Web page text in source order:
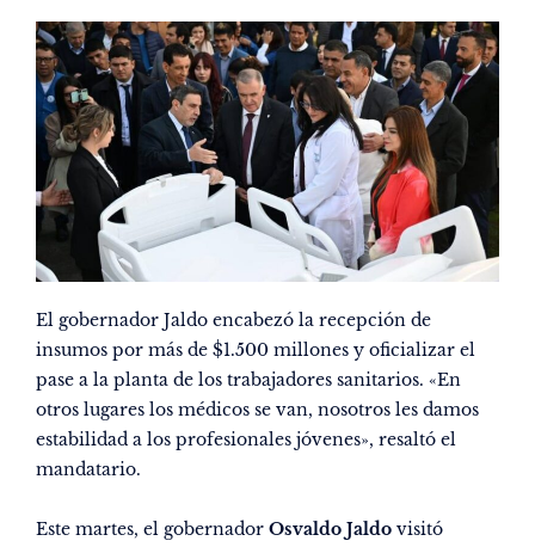
El gobernador Jaldo encabezó la recepción de
insumos por más de $1.500 millones y oficializar el
pase a la planta de los trabajadores sanitarios. «En
otros lugares los médicos se van, nosotros les damos
estabilidad a los profesionales jóvenes», resaltó el
mandatario.
Este martes, el gobernador Osvaldo Jaldo visitó